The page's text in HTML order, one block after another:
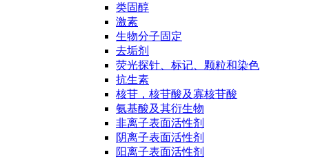
类固醇
激素
生物分子固定
去垢剂
荧光探针、标记、颗粒和染色
抗生素
核苷，核苷酸及寡核苷酸
氨基酸及其衍生物
非离子表面活性剂
阴离子表面活性剂
阳离子表面活性剂